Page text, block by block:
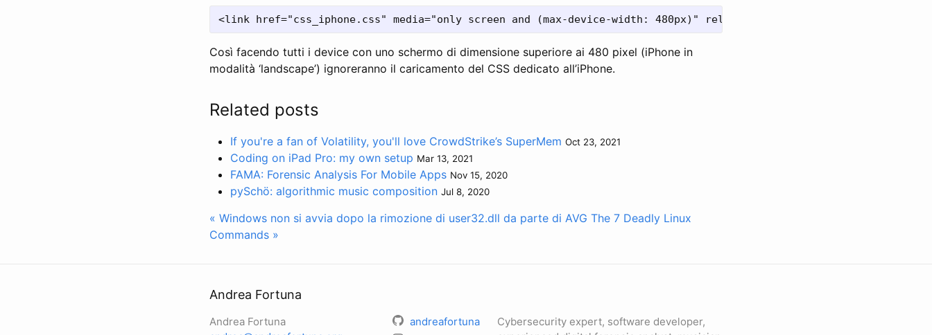
Così facendo tutti i device con uno schermo di dimensione superiore ai 480 pixel (iPhone in
modalità ‘landscape’) ignoreranno il caricamento del CSS dedicato all’iPhone.
Related posts
If you're a fan of Volatility, you'll love CrowdStrike’s SuperMem Oct 23, 2021
Coding on iPad Pro: my own setup Mar 13, 2021
FAMA: Forensic Analysis For Mobile Apps Nov 15, 2020
pySchö: algorithmic music composition Jul 8, 2020
« Windows non si avvia dopo la rimozione di user32.dll da parte di AVG The 7 Deadly Linux
Commands »
Andrea Fortuna
Andrea Fortuna
andreafortuna
Cybersecurity expert, software developer,